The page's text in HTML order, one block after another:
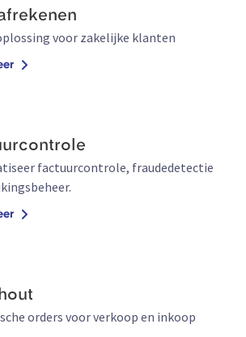
voor zakelijke klanten
factuurcontrole, fraudedetectie
orders voor verkoop en inkoop